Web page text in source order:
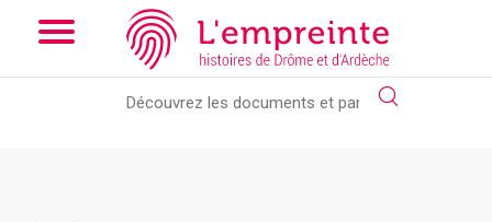
Array ( [slug] => document [ref] => B263626101_CP333 )
the new slick-theme.css if you want the default styling